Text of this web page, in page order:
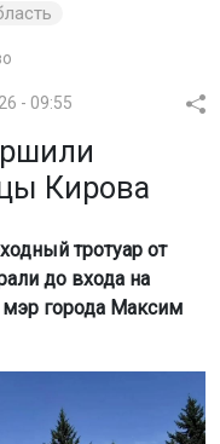
- 09:55
Кирова
тротуар от
до входа на
города Максим